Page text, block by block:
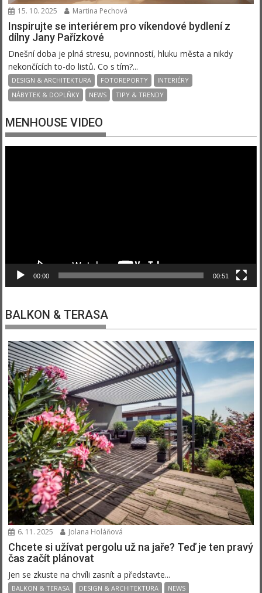
15. 10. 2025 Martina Pechová
Inspirujte se interiérem pro víkendové bydlení z
dílny Jany Pařízkové
Dnešní doba je plná stresu, povinností, hluku města a nikdy
nekončících to-do listů. Co s tím?...
DESIGN & ARCHITEKTURA FOTOREPORTY
INTERIÉRY
NÁBYTEK & DOPLŇKY
NEWS TIPY & TRENDY
MENHOUSE VIDEO
00:00 00:51
BALKON & TERASA
6. 11. 2025 Jolana Holáňová
Chcete si užívat pergolu už na jaře? Teď je ten pravý
čas začít plánovat
Jen se zkuste na chvíli zasnít a představte...
BALKON & TERASA DESIGN & ARCHITEKTURA
NEWS